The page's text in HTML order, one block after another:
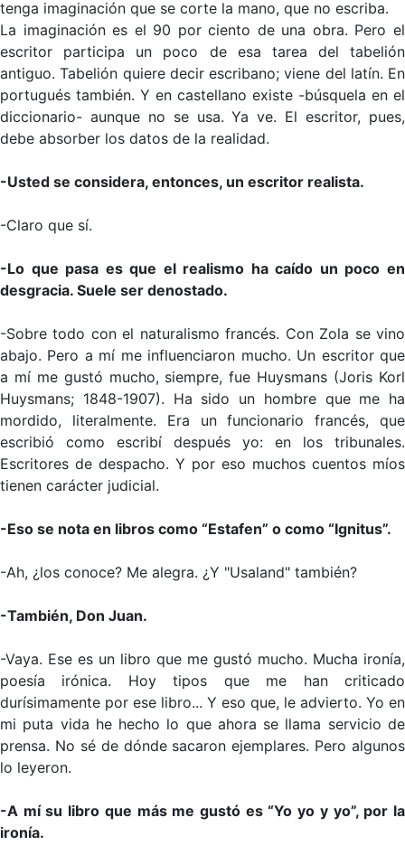
tenga imaginación que se corte la mano, que no escriba.
La imaginación es el 90 por ciento de una obra. Pero el
escritor participa un poco de esa tarea del tabelión
antiguo. Tabelión quiere decir escribano; viene del latín. En
portugués también. Y en castellano existe -búsquela en el
diccionario- aunque no se usa. Ya ve. El escritor, pues,
debe absorber los datos de la realidad.
-Usted se considera, entonces, un escritor realista.
-Claro que sí.
-Lo que pasa es que el realismo ha caído un poco en
desgracia. Suele ser denostado.
-Sobre todo con el naturalismo francés. Con Zola se vino
abajo. Pero a mí me influenciaron mucho. Un escritor que
a mí me gustó mucho, siempre, fue Huysmans (Joris Korl
Huysmans; 1848-1907). Ha sido un hombre que me ha
mordido, literalmente. Era un funcionario francés, que
escribió como escribí después yo: en los tribunales.
Escritores de despacho. Y por eso muchos cuentos míos
tienen carácter judicial.
-Eso se nota en libros como “Estafen” o como “Ignitus”.
-Ah, ¿los conoce? Me alegra. ¿Y "Usaland" también?
-También, Don Juan.
-Vaya. Ese es un libro que me gustó mucho. Mucha ironía,
poesía irónica. Hoy tipos que me han criticado
durísimamente por ese libro... Y eso que, le advierto. Yo en
mi puta vida he hecho lo que ahora se llama servicio de
prensa. No sé de dónde sacaron ejemplares. Pero algunos
lo leyeron.
-A mí su libro que más me gustó es “Yo yo y yo”, por la
ironía.